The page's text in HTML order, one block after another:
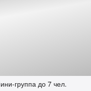
группадо 7 чел.